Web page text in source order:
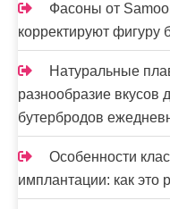
Фасоны от
корректируют фигуру
Натуральные
разнообразие вкусов
бутербродов
Особенности
имплантации: как это